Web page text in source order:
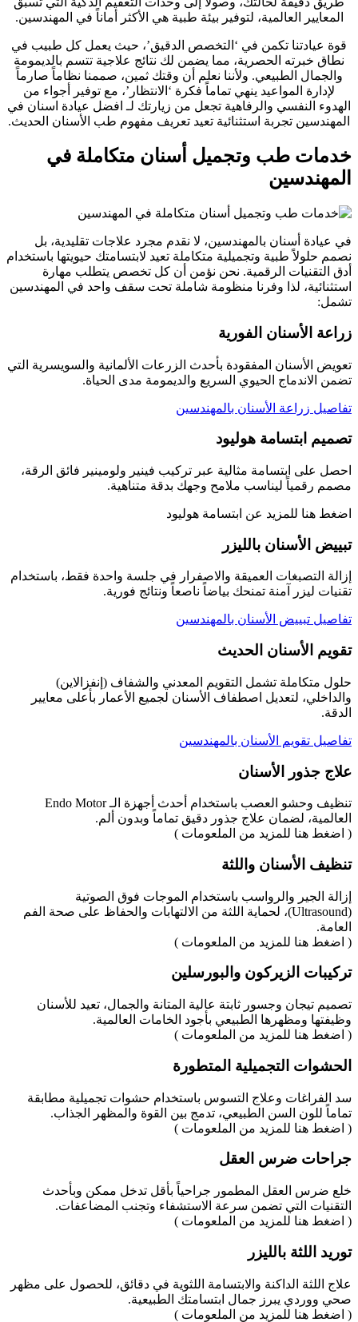
المعايير العالمية، لتوفير بيئة طبية هي الأكثر أماناً في المهندسين.
قوة عيادتنا تكمن في ‘التخصص الدقيق’، حيث يعمل كل طبيب في
نطاق خبرته الحصرية، مما يضمن لك نتائج علاجية تتسم بالديمومة
والجمال الطبيعي. ولأننا نعلم أن وقتك ثمين، صممنا نظاماً صارماً
لإدارة المواعيد ينهي تماماً فكرة ‘الانتظار’، مع توفير أجواء من
الهدوء النفسي والرفاهية تجعل من زيارتك لـ افضل عيادة اسنان في
المهندسين تجربة استثنائية تعيد تعريف مفهوم طب الأسنان الحديث.
خدمات طب وتجميل أسنان متكاملة في
المهندسين
في عيادة أسنان بالمهندسين، لا نقدم مجرد علاجات تقليدية، بل
نصمم حلولاً طبية وتجميلية متكاملة تعيد لابتسامتك حيويتها باستخدام
أدق التقنيات الرقمية. نحن نؤمن أن كل تخصص يتطلب مهارة
استثنائية، لذا وفرنا منظومة شاملة تحت سقف واحد في المهندسين
تشمل:
زراعة الأسنان الفورية
تعويض الأسنان المفقودة بأحدث الزرعات الألمانية والسويسرية التي
تضمن الاندماج الحيوي السريع والديمومة مدى الحياة.
تفاصيل زراعة الأسنان بالمهندسين
تصميم ابتسامة هوليود
احصل على ابتسامة مثالية عبر تركيب فينير ولومينير فائق الرقة،
مصمم رقمياً ليناسب ملامح وجهك بدقة متناهية.
اضغط هنا للمزيد عن ابتسامة هوليود
تبييض الأسنان بالليزر
إزالة التصبغات العميقة والاصفرار في جلسة واحدة فقط، باستخدام
تقنيات ليزر آمنة تمنحك بياضاً ناصعاً ونتائج فورية.
تفاصيل تبييض الأسنان بالمهندسين
تقويم الأسنان الحديث
حلول متكاملة تشمل التقويم المعدني والشفاف (إنفزالاين)
والداخلي، لتعديل اصطفاف الأسنان لجميع الأعمار بأعلى معايير
الدقة.
تفاصيل تقويم الأسنان بالمهندسين
علاج جذور الأسنان
تنظيف وحشو العصب باستخدام أحدث أجهزة الـ Endo Motor
العالمية، لضمان علاج جذور دقيق تماماً وبدون ألم.
( اضغط هنا للمزيد من الملعومات )
تنظيف الأسنان واللثة
إزالة الجير والرواسب باستخدام الموجات فوق الصوتية
(Ultrasound)، لحماية اللثة من الالتهابات والحفاظ على صحة الفم
العامة.
( اضغط هنا للمزيد من الملعومات )
تركيبات الزيركون والبورسلين
تصميم تيجان وجسور ثابتة عالية المتانة والجمال، تعيد للأسنان
وظيفتها ومظهرها الطبيعي بأجود الخامات العالمية.
( اضغط هنا للمزيد من الملعومات )
الحشوات التجميلية المتطورة
سد الفراغات وعلاج التسوس باستخدام حشوات تجميلية مطابقة
تماماً للون السن الطبيعي، تدمج بين القوة والمظهر الجذاب.
( اضغط هنا للمزيد من الملعومات )
جراحات ضرس العقل
خلع ضرس العقل المطمور جراحياً بأقل تدخل ممكن وبأحدث
التقنيات التي تضمن سرعة الاستشفاء وتجنب المضاعفات.
( اضغط هنا للمزيد من الملعومات )
توريد اللثة بالليزر
علاج اللثة الداكنة والابتسامة اللثوية في دقائق، للحصول على مظهر
صحي ووردي يبرز جمال ابتسامتك الطبيعية.
( اضغط هنا للمزيد من الملعومات )